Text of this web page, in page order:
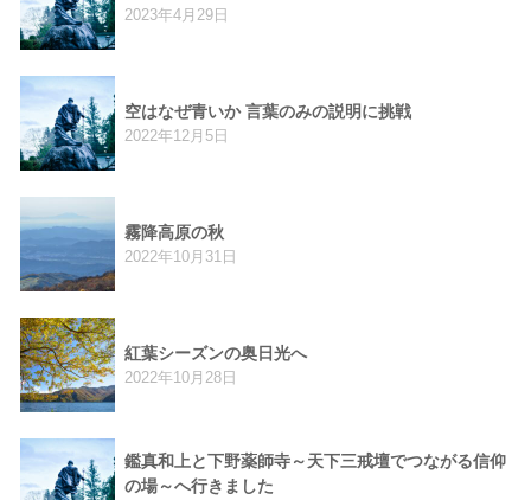
2023年4月29日
空はなぜ青いか 言葉のみの説明に挑戦
2022年12月5日
霧降高原の秋
2022年10月31日
紅葉シーズンの奥日光へ
2022年10月28日
鑑真和上と下野薬師寺～天下三戒壇でつながる信仰
の場～へ行きました